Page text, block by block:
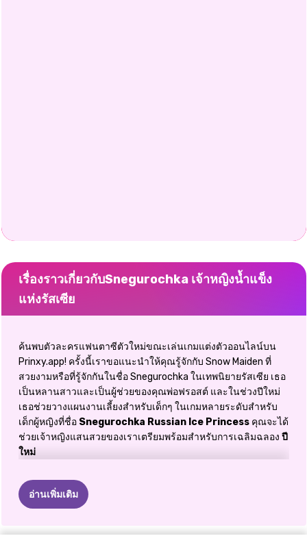
เรื่องราวเกี่ยวกับSnegurochka เจ้าหญิงน้ำแข็ง
แห่งรัสเซีย
ค้นพบตัวละครแฟนตาซีตัวใหม่ขณะเล่นเกมแต่งตัวออนไลน์บน
Prinxy.app! ครั้งนี้เราขอแนะนำให้คุณรู้จักกับ Snow Maiden ที่
สวยงามหรือที่รู้จักกันในชื่อ Snegurochka ในเทพนิยายรัสเซีย เธอ
เป็นหลานสาวและเป็นผู้ช่วยของคุณพ่อฟรอสต์ และในช่วงปีใหม่
เธอช่วยวางแผนงานเลี้ยงสำหรับเด็กๆ ในเกมหลายระดับสำหรับ
เด็กผู้หญิงที่ชื่อ Snegurochka Russian Ice Princessคุณจะได้
ช่วยเจ้าหญิงแสนสวยของเราเตรียมพร้อมสำหรับการเฉลิมฉลอง ปี
ใหม่
ยัง? ระดับแรกมี
เกมตกแต่ง
Snegurochka ของเราอาศัยอยู่ในกระท่อมที่สวยงามใกล้ป่าและ
อ่านเพิ่มเติม